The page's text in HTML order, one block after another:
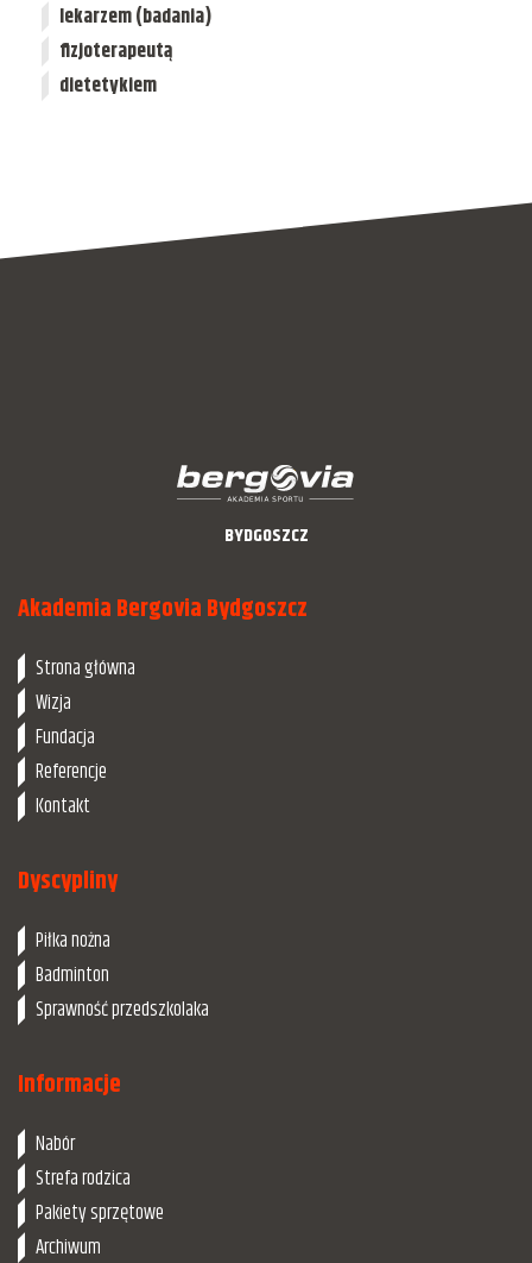
lekarzem (badania)
fizjoterapeutą
dietetykiem
BYDGOSZCZ
Akademia Bergovia Bydgoszcz
Strona główna
Wizja
Fundacja
Referencje
Kontakt
Dyscypliny
Piłka nożna
Badminton
Sprawność przedszkolaka
Informacje
Nabór
Strefa rodzica
Pakiety sprzętowe
Archiwum